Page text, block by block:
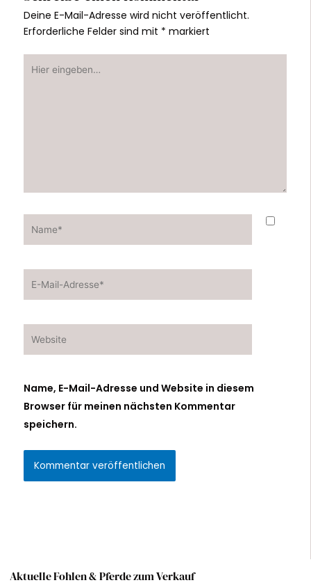
Deine E-Mail-Adresse wird nicht veröffentlicht.
Erforderliche Felder sind mit * markiert
Hier
Name, E-Mail-Adresse und Website in diesem
Browser für meinen nächsten Kommentar
speichern.
Aktuelle Fohlen & Pferde zum Verkauf